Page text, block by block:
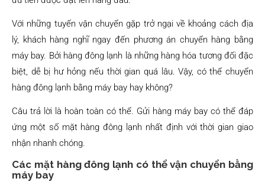
Với những tuyến vận chuyển gặp trở ngại về khoảng cách địa
lý, khách hàng nghĩ ngay đến phương án chuyển hàng bằng
máy bay. Bởi hàng đông lạnh là những hàng hóa tương đối đặc
biệt, dễ bị hư hỏng nếu thời gian quá lâu. Vậy, có thể chuyển
hàng đông lạnh bằng máy bay hay không?
Câu trả lời là hoàn toàn có thể. Gửi hàng máy bay có thể đáp
ứng một số mặt hàng đông lạnh nhất định với thời gian giao
nhận nhanh chóng.
Các mặt hàng đông lạnh có thể vận chuyển bằng
máy bay